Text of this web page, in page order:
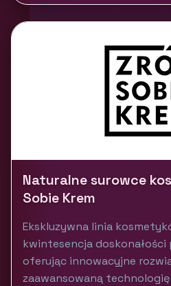
Naturalne surowce
Sobie Krem
Ekskluzywna linia
kwintesencja doskonałości
oferując innowacyjne
zaawansowaną